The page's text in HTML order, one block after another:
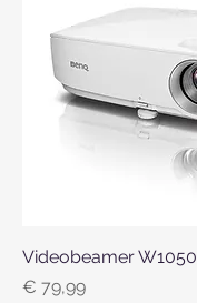
Videobeamer W1050
Preis
€ 79,99